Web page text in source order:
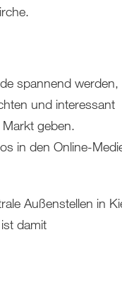
spannend werden,
und interessant
geben.
in den Online-
Außenstellen in
damit